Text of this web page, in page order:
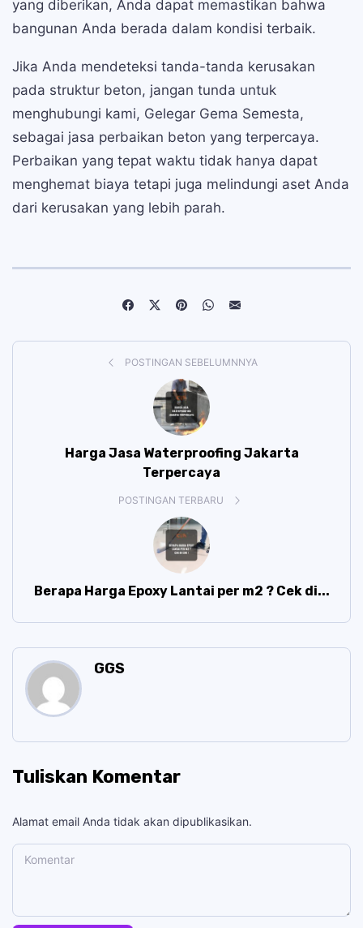
yang diberikan, Anda dapat memastikan bahwa
bangunan Anda berada dalam kondisi terbaik.
Jika Anda mendeteksi tanda-tanda kerusakan
pada struktur beton, jangan tunda untuk
menghubungi kami, Gelegar Gema Semesta,
sebagai jasa perbaikan beton yang terpercaya.
Perbaikan yang tepat waktu tidak hanya dapat
menghemat biaya tetapi juga melindungi aset Anda
dari kerusakan yang lebih parah.
POSTINGAN SEBELUMNNYA
Harga Jasa Waterproofing Jakarta
Terpercaya
POSTINGAN TERBARU
Berapa Harga Epoxy Lantai per m2 ? Cek di...
GGS
Tuliskan Komentar
Alamat email Anda tidak akan dipublikasikan.
Komentar